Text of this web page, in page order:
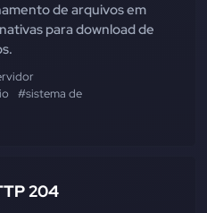
de arquivos em
para download de
#sistema de
204